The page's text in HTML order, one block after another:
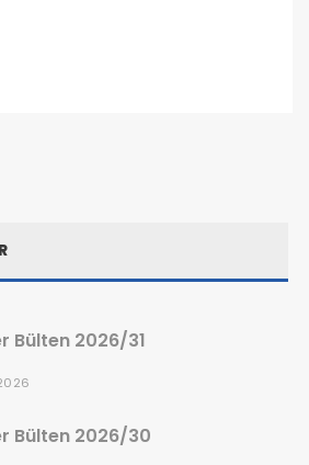
Bülten 2026/31
Bülten 2026/30